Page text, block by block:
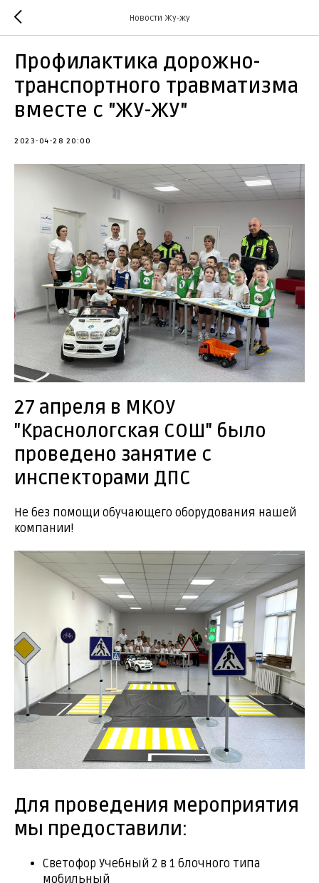
Новости Жу-жу
Профилактика дорожно-
транспортного травматизма
вместе с "ЖУ-ЖУ"
2023-04-28 20:00
27 апреля в МКОУ
"Краснологская СОШ" было
проведено занятие с
инспекторами ДПС
Не без помощи обучающего оборудования нашей
компании!
Для проведения мероприятия
мы предоставили:
Светофор Учебный 2 в 1 блочного типа
мобильный